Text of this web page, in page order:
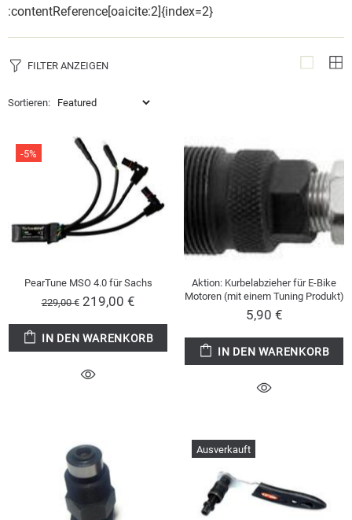
:contentReference[oaicite:2]{index=2}
FILTER ANZEIGEN
Sortieren:
-5%
PearTune MSO 4.0 für Sachs
229,00 € 219,00 €
IN DEN WARENKORB
Aktion: Kurbelabzieher für E-Bike
Motoren (mit einem Tuning Produkt)
5,90 €
IN DEN WARENKORB
Ausverkauft